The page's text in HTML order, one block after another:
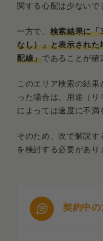
関する心配は少ないで
一方で、 検索結果に「
なし）」と表示された
配線」であることが確
このエリア検索の結
った場合は、用途（リ
によっては速度に不満
そのため、次で解説す
を検討する必要があり
契約中